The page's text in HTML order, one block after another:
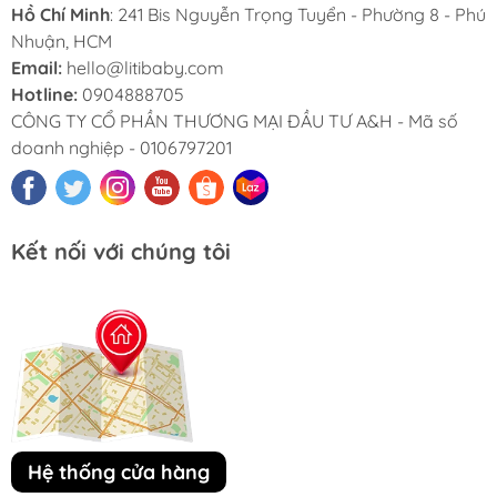
Hồ Chí Minh: 241 Bis Nguyễn Trọng Tuyển - Phường 8 - Phú
Nhuận, HCM
Email: hello@litibaby.com
Hotline: 0904888705
CÔNG TY CỔ PHẦN THƯƠNG MẠI ĐẦU TƯ A&H - Mã số
doanh nghiệp - 0106797201
Kết nối với chúng tôi
Hệ thống cửa hàng